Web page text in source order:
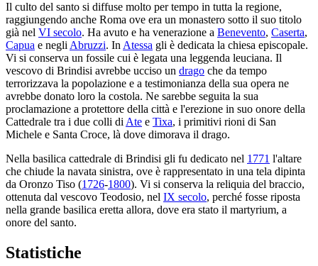
Il culto del santo si diffuse molto per tempo in tutta la regione,
raggiungendo anche Roma ove era un monastero sotto il suo titolo
già nel VI secolo. Ha avuto e ha venerazione a Benevento, Caserta,
Capua e negli Abruzzi. In Atessa gli è dedicata la chiesa episcopale.
Vi si conserva un fossile cui è legata una leggenda leuciana. Il
vescovo di Brindisi avrebbe ucciso un drago che da tempo
terrorizzava la popolazione e a testimonianza della sua opera ne
avrebbe donato loro la costola. Ne sarebbe seguita la sua
proclamazione a protettore della città e l'erezione in suo onore della
Cattedrale tra i due colli di Ate e Tixa, i primitivi rioni di San
Michele e Santa Croce, là dove dimorava il drago.
Nella basilica cattedrale di Brindisi gli fu dedicato nel 1771 l'altare
che chiude la navata sinistra, ove è rappresentato in una tela dipinta
da Oronzo Tiso (1726-1800). Vi si conserva la reliquia del braccio,
ottenuta dal vescovo Teodosio, nel IX secolo, perché fosse riposta
nella grande basilica eretta allora, dove era stato il martyrium, a
onore del santo.
Statistiche